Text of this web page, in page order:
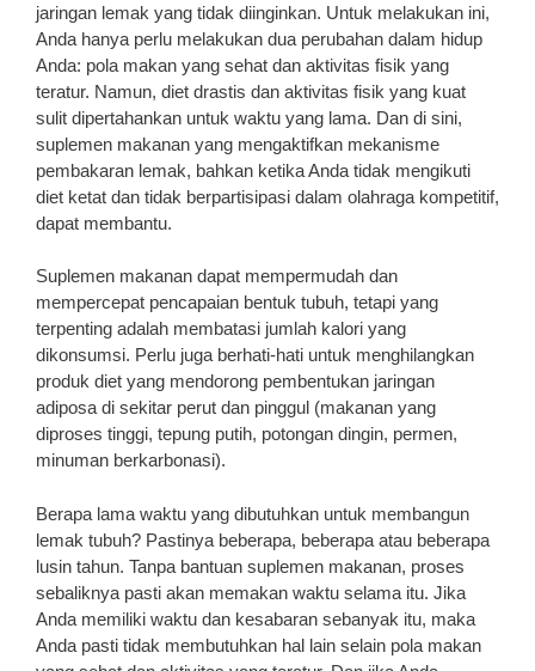
jaringan lemak yang tidak diinginkan. Untuk melakukan ini,
Anda hanya perlu melakukan dua perubahan dalam hidup
Anda: pola makan yang sehat dan aktivitas fisik yang
teratur. Namun, diet drastis dan aktivitas fisik yang kuat
sulit dipertahankan untuk waktu yang lama. Dan di sini,
suplemen makanan yang mengaktifkan mekanisme
pembakaran lemak, bahkan ketika Anda tidak mengikuti
diet ketat dan tidak berpartisipasi dalam olahraga kompetitif,
dapat membantu.
Suplemen makanan dapat mempermudah dan
mempercepat pencapaian bentuk tubuh, tetapi yang
terpenting adalah membatasi jumlah kalori yang
dikonsumsi. Perlu juga berhati-hati untuk menghilangkan
produk diet yang mendorong pembentukan jaringan
adiposa di sekitar perut dan pinggul (makanan yang
diproses tinggi, tepung putih, potongan dingin, permen,
minuman berkarbonasi).
Berapa lama waktu yang dibutuhkan untuk membangun
lemak tubuh? Pastinya beberapa, beberapa atau beberapa
lusin tahun. Tanpa bantuan suplemen makanan, proses
sebaliknya pasti akan memakan waktu selama itu. Jika
Anda memiliki waktu dan kesabaran sebanyak itu, maka
Anda pasti tidak membutuhkan hal lain selain pola makan